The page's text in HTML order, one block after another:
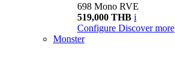
698 Mono RVE
519,000 THB i
Configure Discover more
Monster